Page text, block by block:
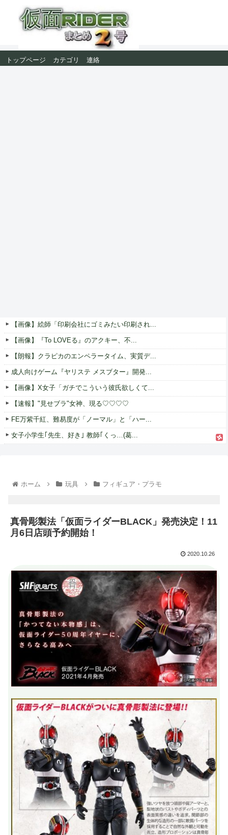
トップページ カテゴリ 連絡
【画像】絵師「印刷会社にゴミみたい印刷され...
【画像】『To LOVEる』のアクキー、不...
【朗報】クラピカのエンペラータイム、実質デ...
成人向けゲーム『ヤリステ メスブター』開発...
【画像】X女子「ガチでこういう彼氏欲しくて...
【速報】"見せブラ"女神、現る♡♡♡♡
FE万紫千紅、難易度が「ノーマル」と「ハー...
女子小学生｢先生、好き｣ 教師｢くっ…(葛...
ホーム 玩具 フィギュア・プラモ
真骨彫製法「仮面ライダーBLACK」発売決定！11
月6日店頭予約開始！
2020.10.26